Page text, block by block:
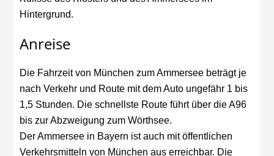
Hintergrund.
Anreise
Die Fahrzeit von München zum Ammersee beträgt je
nach Verkehr und Route mit dem Auto ungefähr 1 bis
1,5 Stunden. Die schnellste Route führt über die A96
bis zur Abzweigung zum Wörthsee.
Der Ammersee in Bayern ist auch mit öffentlichen
Verkehrsmitteln von München aus erreichbar. Die